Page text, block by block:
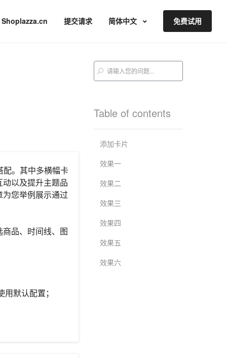
Shoplazza.cn 提交请求 简体中文 免费试用
配。其中多横幅卡
以及提升主题品
您举例展示通过
品、时间线、图
默认配置；
Table of contents
添加卡片
效果一
效果二
效果三
效果四
效果五
效果六